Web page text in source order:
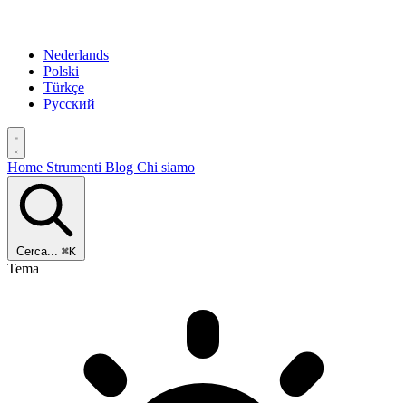
Nederlands
Polski
Türkçe
Русский
Home Strumenti Blog Chi siamo
Cerca... ⌘K
Tema